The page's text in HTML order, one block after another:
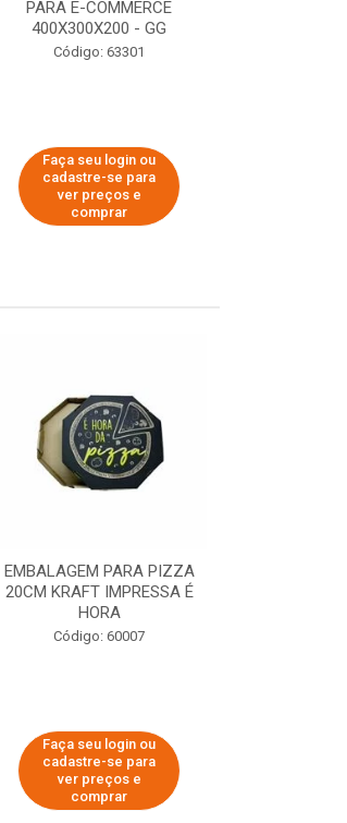
PARA E-COMMERCE
400X300X200 - GG
Código: 63301
Faça seu login ou
cadastre-se para
ver preços e
comprar
EMBALAGEM PARA PIZZA
20CM KRAFT IMPRESSA É
HORA
Código: 60007
Faça seu login ou
cadastre-se para
ver preços e
comprar